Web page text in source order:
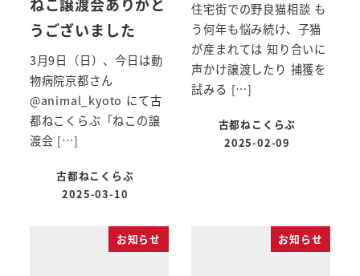
うございました
3月9日（日）、今日は動
物病院京都さん
@animal_kyoto にて古
都ねこくらぶ「ねこの譲
渡会 […]
古都ねこくらぶ
2025-03-10
住宅街での野良猫相談 も
う何年も悩み続け、子猫
が産まれては 知り合いに
声かけ譲渡したり 捕獲を
試みる […]
古都ねこくらぶ
2025-02-09
お知らせ お知らせ